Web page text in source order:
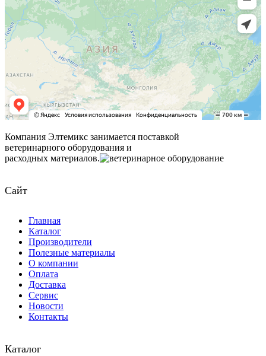
Компания Элтемикс занимается поставкой
ветеринарного оборудования и
расходных материалов.
Сайт
Главная
Каталог
Производители
Полезные материалы
О компании
Оплата
Доставка
Сервис
Новости
Контакты
Каталог